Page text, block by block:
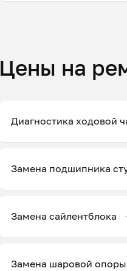
Цены на
Диагностика ходовой
Замена подшипника
Замена сайлентблока
Замена шаровой опоры